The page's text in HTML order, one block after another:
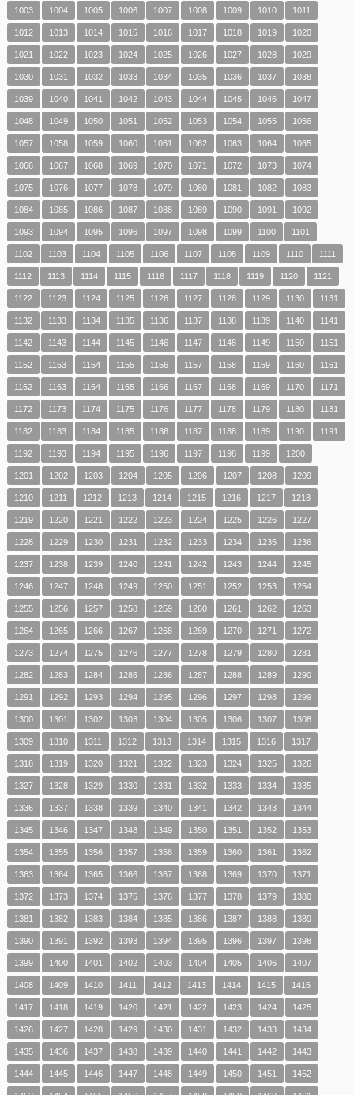
1003 1004 1005 1006 1007 1008 1009 1010 1011
1012 1013 1014 1015 1016 1017 1018 1019 1020
1021 1022 1023 1024 1025 1026 1027 1028 1029
1030 1031 1032 1033 1034 1035 1036 1037 1038
1039 1040 1041 1042 1043 1044 1045 1046 1047
1048 1049 1050 1051 1052 1053 1054 1055 1056
1057 1058 1059 1060 1061 1062 1063 1064 1065
1066 1067 1068 1069 1070 1071 1072 1073 1074
1075 1076 1077 1078 1079 1080 1081 1082 1083
1084 1085 1086 1087 1088 1089 1090 1091 1092
1093 1094 1095 1096 1097 1098 1099 1100 1101
1102 1103 1104 1105 1106 1107 1108 1109 1110 1111
1112 1113 1114 1115 1116 1117 1118 1119 1120 1121
1122 1123 1124 1125 1126 1127 1128 1129 1130 1131
1132 1133 1134 1135 1136 1137 1138 1139 1140 1141
1142 1143 1144 1145 1146 1147 1148 1149 1150 1151
1152 1153 1154 1155 1156 1157 1158 1159 1160 1161
1162 1163 1164 1165 1166 1167 1168 1169 1170 1171
1172 1173 1174 1175 1176 1177 1178 1179 1180 1181
1182 1183 1184 1185 1186 1187 1188 1189 1190 1191
1192 1193 1194 1195 1196 1197 1198 1199 1200
1201 1202 1203 1204 1205 1206 1207 1208 1209
1210 1211 1212 1213 1214 1215 1216 1217 1218
1219 1220 1221 1222 1223 1224 1225 1226 1227
1228 1229 1230 1231 1232 1233 1234 1235 1236
1237 1238 1239 1240 1241 1242 1243 1244 1245
1246 1247 1248 1249 1250 1251 1252 1253 1254
1255 1256 1257 1258 1259 1260 1261 1262 1263
1264 1265 1266 1267 1268 1269 1270 1271 1272
1273 1274 1275 1276 1277 1278 1279 1280 1281
1282 1283 1284 1285 1286 1287 1288 1289 1290
1291 1292 1293 1294 1295 1296 1297 1298 1299
1300 1301 1302 1303 1304 1305 1306 1307 1308
1309 1310 1311 1312 1313 1314 1315 1316 1317
1318 1319 1320 1321 1322 1323 1324 1325 1326
1327 1328 1329 1330 1331 1332 1333 1334 1335
1336 1337 1338 1339 1340 1341 1342 1343 1344
1345 1346 1347 1348 1349 1350 1351 1352 1353
1354 1355 1356 1357 1358 1359 1360 1361 1362
1363 1364 1365 1366 1367 1368 1369 1370 1371
1372 1373 1374 1375 1376 1377 1378 1379 1380
1381 1382 1383 1384 1385 1386 1387 1388 1389
1390 1391 1392 1393 1394 1395 1396 1397 1398
1399 1400 1401 1402 1403 1404 1405 1406 1407
1408 1409 1410 1411 1412 1413 1414 1415 1416
1417 1418 1419 1420 1421 1422 1423 1424 1425
1426 1427 1428 1429 1430 1431 1432 1433 1434
1435 1436 1437 1438 1439 1440 1441 1442 1443
1444 1445 1446 1447 1448 1449 1450 1451 1452